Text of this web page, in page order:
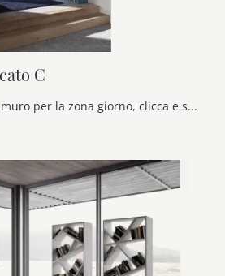
C
Se desideri librerie a muro per la zona giorno, clicca e scopri le nostre soluzioni design: il modello 555 Cemento laccato C Voltan ti attende!